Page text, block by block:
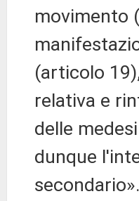
movimento
(articolo
relativa e
delle
dunque